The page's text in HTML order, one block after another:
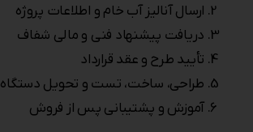
ارسال آنالیز آب خام و اطلاعات پروژه
دریافت پیشنهاد فنی و مالی شفاف
تأیید طرح و عقد قرارداد
طراحی، ساخت، تست و تحویل دستگاه
آموزش و پشتیبانی پس از فروش